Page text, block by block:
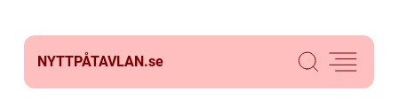
NYTTPÅTAVLAN.se